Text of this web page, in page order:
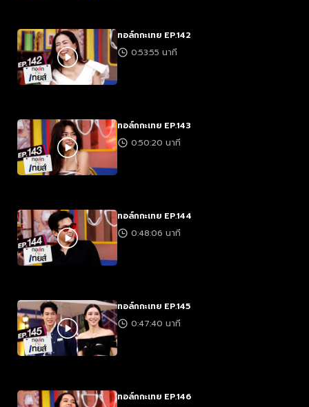
ทอล์กกะเทย EP.142
0:53:55 นาที
ทอล์กกะเทย EP.143
0:50:20 นาที
ทอล์กกะเทย EP.144
0:48:06 นาที
ทอล์กกะเทย EP.145
0:47:40 นาที
ทอล์กกะเทย EP.146